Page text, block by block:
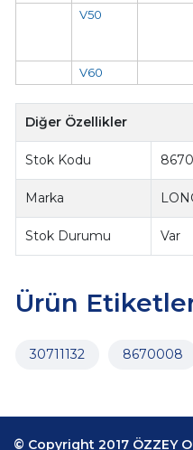
V50
V60
Diğer Özellikler
Stok Kodu
Marka
Stok Durumu Var
Ürün
30711132 8670008
© Copyright 2017 ÖZZEY